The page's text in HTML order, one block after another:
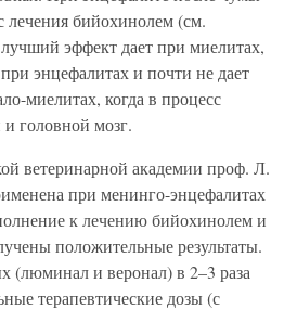
лечения бийохинолем (см.
эффект дает при миелитах,
энцефалитах и почти не дает
миелитах, когда в процесс
головной мозг.
ветеринарной академии проф. Л.
при менинго-энцефалитах
к лечению бийохинолем и
положительные результаты.
(люминал и веронал) в 2–3 раза
терапевтические дозы (с